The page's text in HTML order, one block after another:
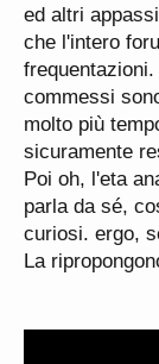
ed altri
che l'intero
commessi
molto più
sicuramente
Poi oh, l'eta
parla da sé,
curiosi. ergo,
La